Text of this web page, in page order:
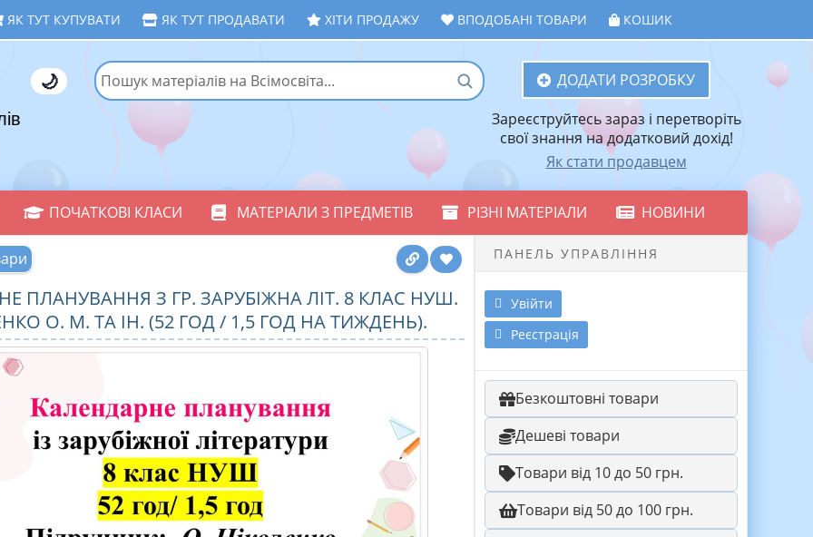
ЯК ТУТ КУПУВАТИ ЯК ТУТ ПРОДАВАТИ ХІТИ ПРОДАЖУ ВПОДОБАНІ ТОВАРИ КОШИК
🌙
ДОДАТИ РОЗРОБКУ
Зареєструйтесь зараз і перетворіть
свої знання на додатковий дохід!
Як стати продавцем
ПОЧАТКОВІ КЛАСИ МАТЕРІАЛИ З ПРЕДМЕТІВ РІЗНІ МАТЕРІАЛИ НОВИНИ
ПЛАНУВАННЯ З ГР. ЗАРУБІЖНА ЛІТ. 8 КЛАС НУШ.
О. М. ТА ІН. (52 ГОД / 1,5 ГОД НА ТИЖДЕНЬ).
ПАНЕЛЬ УПРАВЛІННЯ
Увійти
Реєстрація
Безкоштовні товари
Дешеві товари
Товари від 10 до 50 грн.
Товари від 50 до 100 грн.